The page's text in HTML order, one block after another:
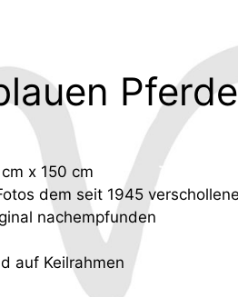
x 150 cm
dem seit 1945
nachempfunden
auf Keilrahmen